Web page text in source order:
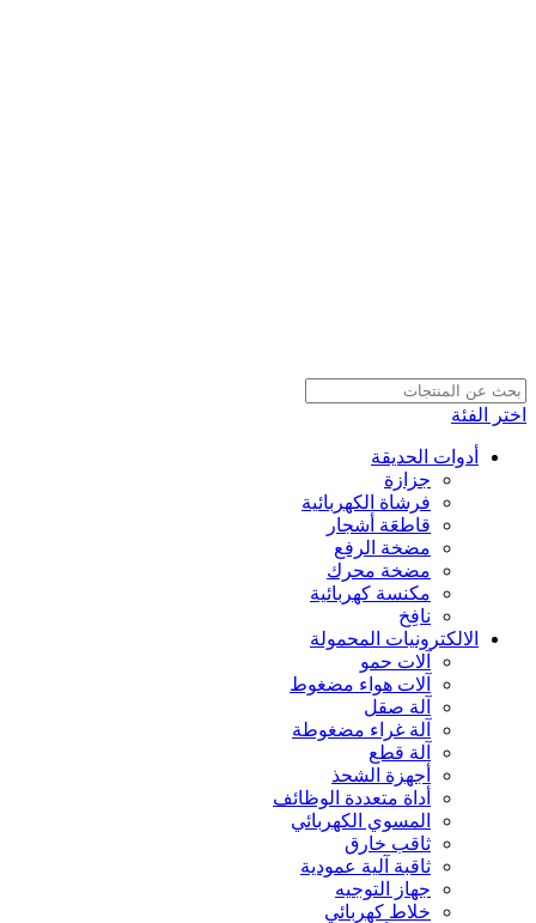
اختر الفئة
أدوات الحديقة
جزازة
فرشاة الكهربائية
قاطعَة أشجار
مضخة الرفع
مضخة محرك
مكنسة كهربائية
نافِخ
الالكترونيات المحمولة
آلات حمو
آلات هواء مضغوط
آلة صقل
آلة غراء مضغوطة
آلة قطع
أجهزة الشحذ
أداة متعددة الوظائف
المسوي الكهربائي
ثاقب خارق
ثاقبة آلية عمودية
جهاز التوجيه
خلاط كهربائي